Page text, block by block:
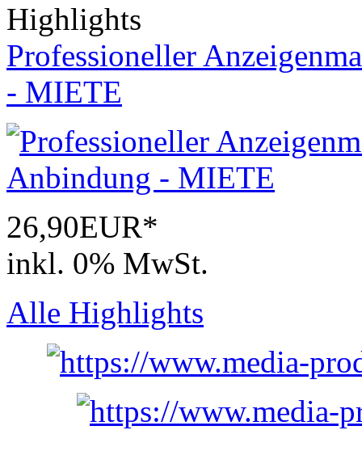
Highlights
Professioneller
- MIETE
26,90EUR*
inkl. 0% MwSt.
Alle Highlights